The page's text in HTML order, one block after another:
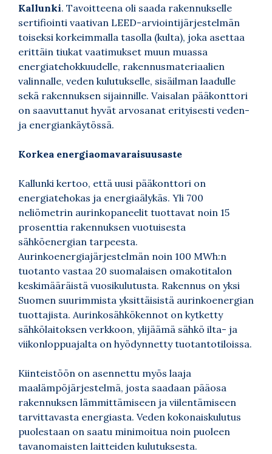
Kallunki. Tavoitteena oli saada rakennukselle
sertifiointi vaativan LEED-arviointijärjestelmän
toiseksi korkeimmalla tasolla (kulta), joka asettaa
erittäin tiukat vaatimukset muun muassa
energiatehokkuudelle, rakennusmateriaalien
valinnalle, veden kulutukselle, sisäilman laadulle
sekä rakennuksen sijainnille. Vaisalan pääkonttori
on saavuttanut hyvät arvosanat erityisesti veden-
ja energiankäytössä.
Korkea energiaomavaraisuusaste
Kallunki kertoo, että uusi pääkonttori on
energiatehokas ja energiaälykäs. Yli 700
neliömetrin aurinkopaneelit tuottavat noin 15
prosenttia rakennuksen vuotuisesta
sähköenergian tarpeesta.
Aurinkoenergiajärjestelmän noin 100 MWh:n
tuotanto vastaa 20 suomalaisen omakotitalon
keskimääräistä vuosikulutusta. Rakennus on yksi
Suomen suurimmista yksittäisistä aurinkoenergian
tuottajista. Aurinkosähkökennot on kytketty
sähkölaitoksen verkkoon, ylijäämä sähkö ilta- ja
viikonloppuajalta on hyödynnetty tuotantotiloissa.
Kiinteistöön on asennettu myös laaja
maalämpöjärjestelmä, josta saadaan pääosa
rakennuksen lämmittämiseen ja viilentämiseen
tarvittavasta energiasta. Veden kokonaiskulutus
puolestaan on saatu minimoitua noin puoleen
tavanomaisten laitteiden kulutuksesta.